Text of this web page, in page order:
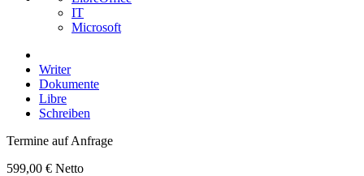
IT
Microsoft
Writer
Dokumente
Libre
Schreiben
Termine auf Anfrage
599,00 € Netto